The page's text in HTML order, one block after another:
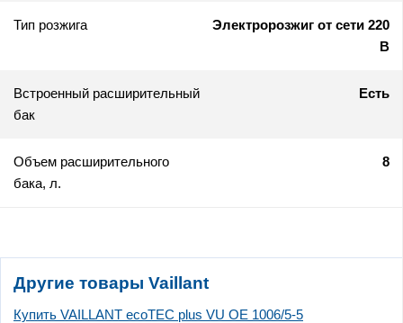
Тип розжига
Электророзжиг от сети 220
В
Встроенный расширительный
бак
Есть
Объем расширительного
бака, л.
8
Другие товары Vaillant
Купить VAILLANT ecoTEC plus VU OE 1006/5-5